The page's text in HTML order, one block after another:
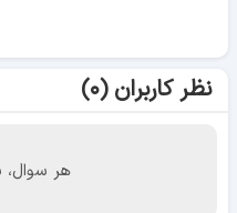
نظر کاربران (۰)
هر سوال،